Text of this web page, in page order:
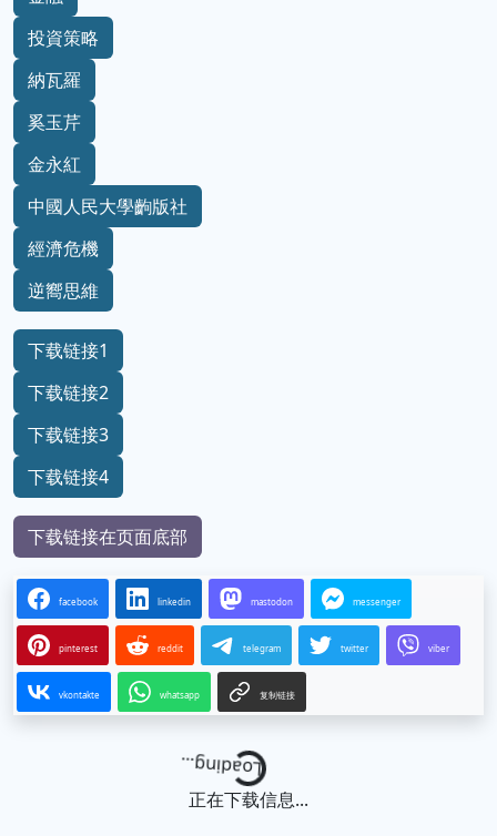
投資策略
納瓦羅
奚玉芹
金永紅
中國人民大學齣版社
經濟危機
逆嚮思維
下载链接1
下载链接2
下载链接3
下载链接4
下载链接在页面底部
facebook linkedin mastodon messenger
pinterest reddit telegram twitter viber
vkontakte whatsapp 复制链接
Loading...
正在下载信息...